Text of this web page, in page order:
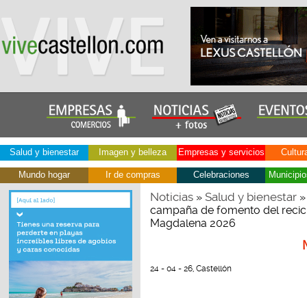
Salud y bienestar Imagen y belleza Empresas y servicios
Mundo hogar Ir de compras Celebraciones
Noticias» Salud y bienestar»
campaña de fomento del
Magdalena 2026
24 - 04 - 26, Castellón